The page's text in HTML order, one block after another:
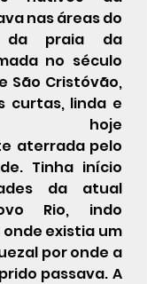
nas áreas do
da praia da
no século
São Cristóvão,
curtas, linda e
hoje
aterrada pelo
Tinha início
da atual
Rio, indo
existia um
por onde a
passava. A